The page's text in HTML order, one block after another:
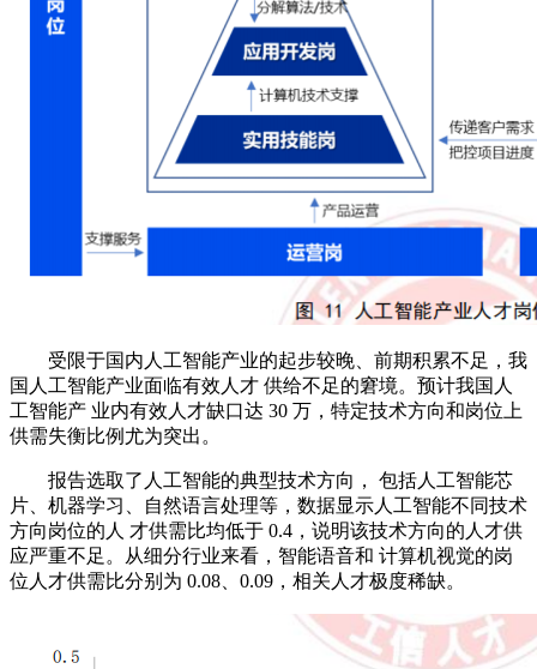
受限于国内人工智能产业的起步较晚、前期积累不足，我
国人工智能产业面临有效人才 供给不足的窘境。预计我国人
工智能产 业内有效人才缺口达 30 万，特定技术方向和岗位上
供需失衡比例尤为突出。
报告选取了人工智能的典型技术方向， 包括人工智能芯
片、机器学习、自然语言处理等，数据显示人工智能不同技术
方向岗位的人 才供需比均低于 0.4，说明该技术方向的人才供
应严重不足。从细分行业来看，智能语音和 计算机视觉的岗
位人才供需比分别为 0.08、0.09，相关人才极度稀缺。